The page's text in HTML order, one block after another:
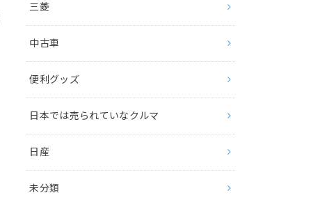
三菱
中古車
便利グッズ
日本では売られていなクルマ
日産
未分類